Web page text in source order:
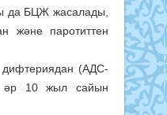
да БЦЖ жасалады,
және паротиттен
(АДС-
әр 10 жыл сайын